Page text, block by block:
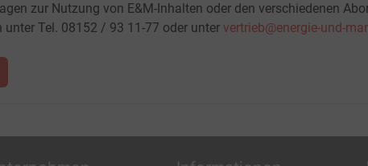
zur Nutzung von E&M-Inhalten oder den verschiedenen
Tel. 08152 / 93 11-77 oder unter vertrieb@energie-und-